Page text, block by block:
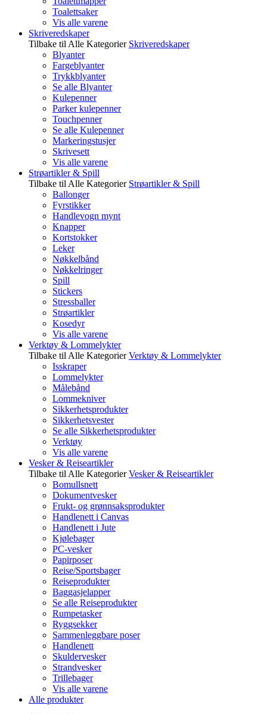
Toalettsaker
Vis alle varene
Skriveredskaper
Tilbake til Alle Kategorier Skriveredskaper
Blyanter
Fargeblyanter
Trykkblyanter
Se alle Blyanter
Kulepenner
Parker kulepenner
Touchpenner
Se alle Kulepenner
Markeringstusjer
Skrivesett
Vis alle varene
Strøartikler & Spill
Tilbake til Alle Kategorier Strøartikler & Spill
Ballonger
Fyrstikker
Handlevogn mynt
Knapper
Kortstokker
Leker
Nøkkelbånd
Nøkkelringer
Spill
Stickers
Stressballer
Strøartikler
Kosedyr
Vis alle varene
Verktøy & Lommelykter
Tilbake til Alle Kategorier Verktøy & Lommelykter
Isskraper
Lommelykter
Målebånd
Lommekniver
Sikkerhetsprodukter
Sikkerhetsvester
Se alle Sikkerhetsprodukter
Verktøy
Vis alle varene
Vesker & Reiseartikler
Tilbake til Alle Kategorier Vesker & Reiseartikler
Bomullsnett
Dokumentvesker
Frukt- og grønnsaksprodukter
Handlenett i Canvas
Handlenett i Jute
Kjølebager
PC-vesker
Papirposer
Reise/Sportsbager
Reiseprodukter
Baggasjelapper
Se alle Reiseprodukter
Rumpetasker
Ryggsekker
Sammenleggbare poser
Handlenett
Skuldervesker
Strandvesker
Trillebager
Vis alle varene
Alle produkter